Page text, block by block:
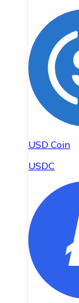
USD Coin
USDC